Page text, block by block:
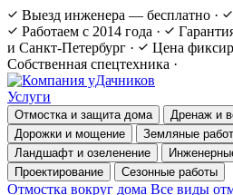
Выезд инженера — бесплатно ·
Работаем с 2014 года ·
и Санкт-Петербург · Цена
Собственная спецтехника ·
Услуги
Отмостка и защита дома
Дренаж и
Дорожки и мощение
Земляные
Ландшафт и озеленение
Проектирование
Сезонные работы
Отмостка вокруг дома Все виды